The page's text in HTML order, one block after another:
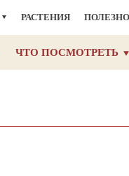
РАСТЕНИЯ
ЧТО ПОСМОТРЕТЬ